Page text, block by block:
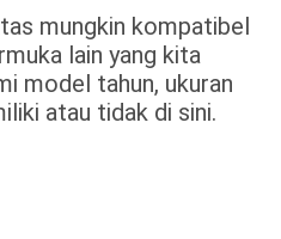
mungkin kompatibel
lain yang kita
model tahun, ukuran
atau tidak di sini.